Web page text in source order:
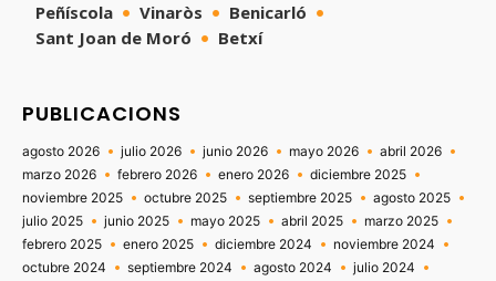
Peñíscola
Vinaròs
Benicarló
Sant Joan de Moró
Betxí
PUBLICACIONS
agosto 2026 julio 2026 junio 2026 mayo 2026
abril 2026
marzo 2026
febrero 2026 enero 2026
diciembre 2025
noviembre 2025
octubre 2025 septiembre 2025
agosto 2025
julio 2025
junio 2025 mayo 2025 abril 2025
marzo 2025
febrero 2025
enero 2025 diciembre 2024
noviembre 2024
octubre 2024
septiembre 2024 agosto 2024
julio 2024